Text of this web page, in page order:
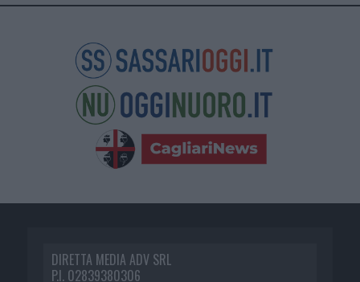
DIRETTA MEDIA ADV SRL
P.I. 02839380306